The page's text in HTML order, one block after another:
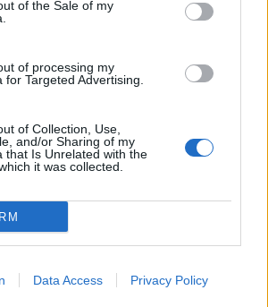
of the Sale of my
of processing my
for Targeted Advertising.
of Collection, Use,
and/or Sharing of my
that Is Unrelated with the
it was collected.
Data Access Privacy Policy